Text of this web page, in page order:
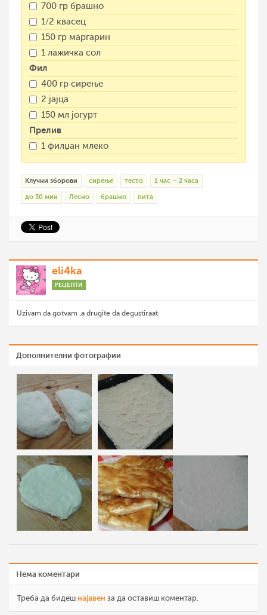
700 гр брашно
1/2 квасец
150 гр маргарин
1 лажичка сол
Фил
400 гр сирење
2 јајца
150 мл јогурт
Прелив
1 филџан млеко
Клучни зборови сирење тесто 1 час – 2 часа
до 30 мин Лесно брашно пита
eli4ka
РЕЦЕПТИ
Uzivam da gotvam ,a drugite da degustiraat.
Дополнителни фотографии
Нема коментари
Треба да бидеш најавен за да оставиш коментар.